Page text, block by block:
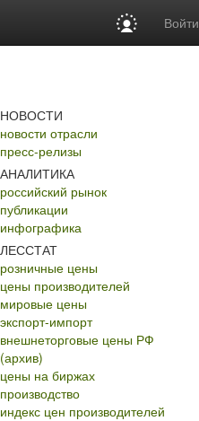
Войти
НОВОСТИ
новости отрасли
пресс-релизы
АНАЛИТИКА
российский рынок
публикации
инфографика
ЛЕССТАТ
розничные цены
цены производителей
мировые цены
экспорт-импорт
внешнеторговые цены РФ
(архив)
цены на биржах
производство
индекс цен производителей